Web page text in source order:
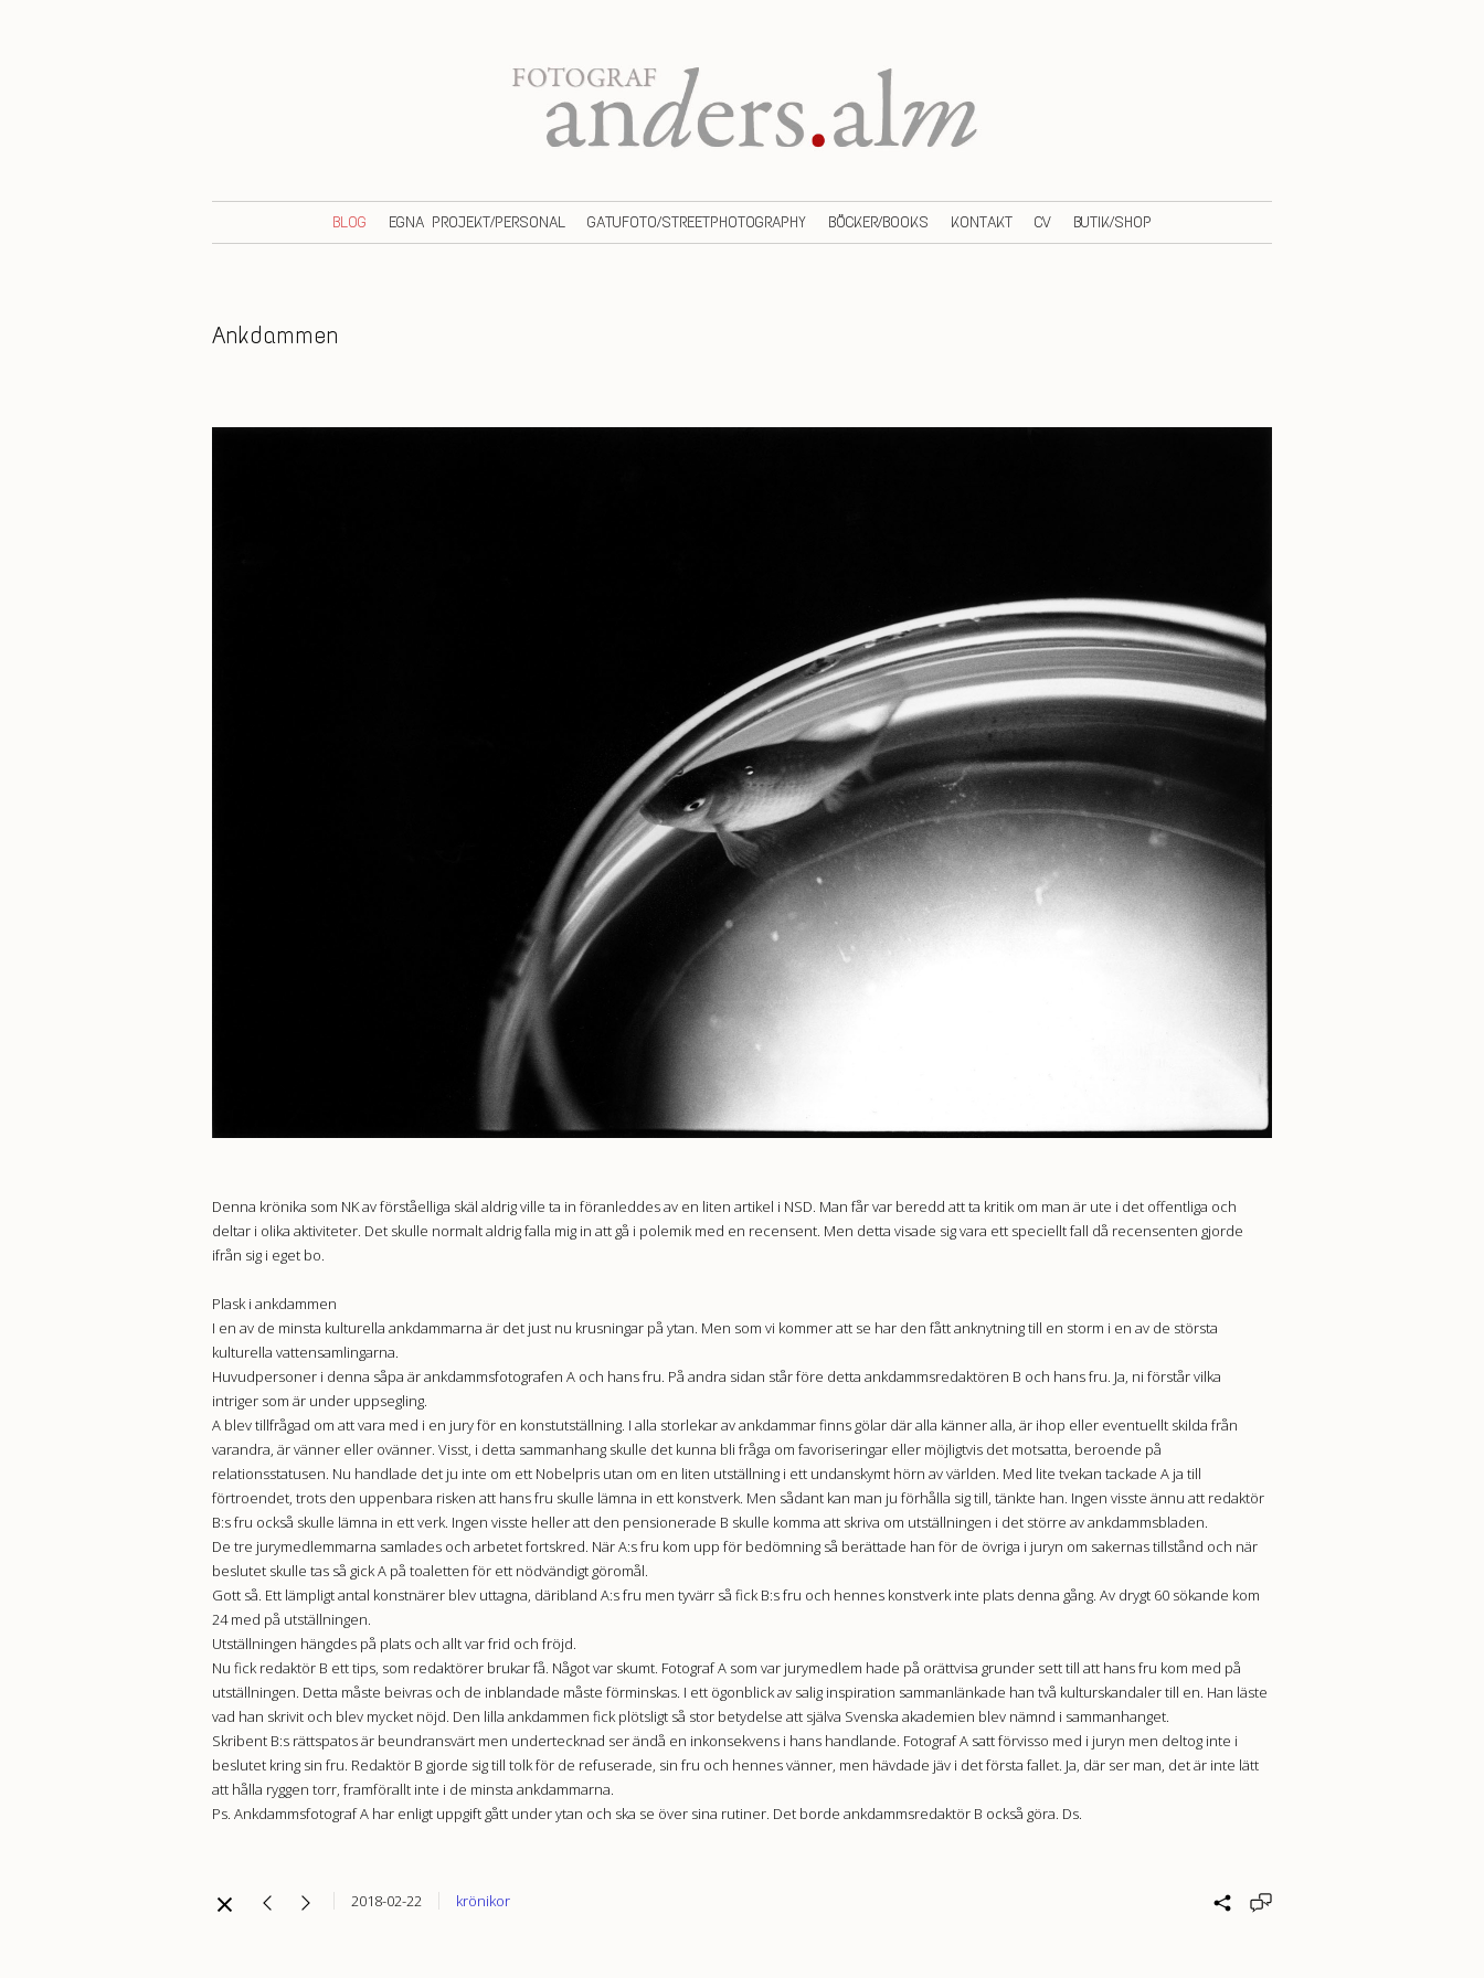
BLOG EGNA PROJEKT/PERSONAL GATUFOTO/STREETPHOTOGRAPHY BÖCKER/BOOKS KONTAKT CV BUTIK/SHOP
Ankdammen
Denna krönika som NK av förståelliga skäl aldrig ville ta in föranleddes av en liten artikel i NSD. Man får var beredd att ta kritik om man är ute i det offentliga och
deltar i olika aktiviteter. Det skulle normalt aldrig falla mig in att gå i polemik med en recensent. Men detta visade sig vara ett speciellt fall då recensenten gjorde
ifrån sig i eget bo.
Plask i ankdammen
I en av de minsta kulturella ankdammarna är det just nu krusningar på ytan. Men som vi kommer att se har den fått anknytning till en storm i en av de största
kulturella vattensamlingarna.
Huvudpersoner i denna såpa är ankdammsfotografen A och hans fru. På andra sidan står före detta ankdammsredaktören B och hans fru. Ja, ni förstår vilka
intriger som är under uppsegling.
A blev tillfrågad om att vara med i en jury för en konstutställning. I alla storlekar av ankdammar finns gölar där alla känner alla, är ihop eller eventuellt skilda från
varandra, är vänner eller ovänner. Visst, i detta sammanhang skulle det kunna bli fråga om favoriseringar eller möjligtvis det motsatta, beroende på
relationsstatusen. Nu handlade det ju inte om ett Nobelpris utan om en liten utställning i ett undanskymt hörn av världen. Med lite tvekan tackade A ja till
förtroendet, trots den uppenbara risken att hans fru skulle lämna in ett konstverk. Men sådant kan man ju förhålla sig till, tänkte han. Ingen visste ännu att redaktör
B:s fru också skulle lämna in ett verk. Ingen visste heller att den pensionerade B skulle komma att skriva om utställningen i det större av ankdammsbladen.
De tre jurymedlemmarna samlades och arbetet fortskred. När A:s fru kom upp för bedömning så berättade han för de övriga i juryn om sakernas tillstånd och när
beslutet skulle tas så gick A på toaletten för ett nödvändigt göromål.
Gott så. Ett lämpligt antal konstnärer blev uttagna, däribland A:s fru men tyvärr så fick B:s fru och hennes konstverk inte plats denna gång. Av drygt 60 sökande kom
24 med på utställningen.
Utställningen hängdes på plats och allt var frid och fröjd.
Nu fick redaktör B ett tips, som redaktörer brukar få. Något var skumt. Fotograf A som var jurymedlem hade på orättvisa grunder sett till att hans fru kom med på
utställningen. Detta måste beivras och de inblandade måste förminskas. I ett ögonblick av salig inspiration sammanlänkade han två kulturskandaler till en. Han läste
vad han skrivit och blev mycket nöjd. Den lilla ankdammen fick plötsligt så stor betydelse att själva Svenska akademien blev nämnd i sammanhanget.
Skribent B:s rättspatos är beundransvärt men undertecknad ser ändå en inkonsekvens i hans handlande. Fotograf A satt förvisso med i juryn men deltog inte i
beslutet kring sin fru. Redaktör B gjorde sig till tolk för de refuserade, sin fru och hennes vänner, men hävdade jäv i det första fallet. Ja, där ser man, det är inte lätt
att hålla ryggen torr, framförallt inte i de minsta ankdammarna.
Ps. Ankdammsfotograf A har enligt uppgift gått under ytan och ska se över sina rutiner. Det borde ankdammsredaktör B också göra. Ds.
2018-02-22 krönikor